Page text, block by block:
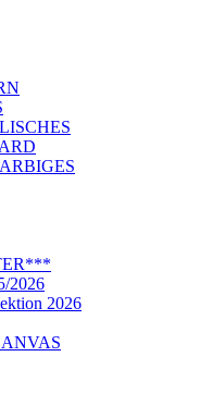
2026
2026